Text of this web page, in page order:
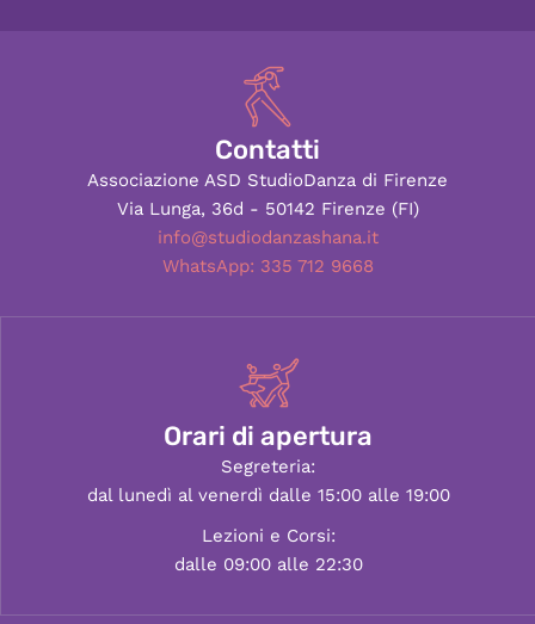
Contatti
Associazione ASD StudioDanza di Firenze
Via Lunga, 36d - 50142 Firenze (FI)
info@studiodanzashana.it
WhatsApp: 335 712 9668
Orari di apertura
Segreteria:
dal lunedì al venerdì dalle 15:00 alle 19:00
Lezioni e Corsi:
dalle 09:00 alle 22:30